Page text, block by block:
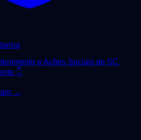
e Ações Sociais de SC,
👇
→